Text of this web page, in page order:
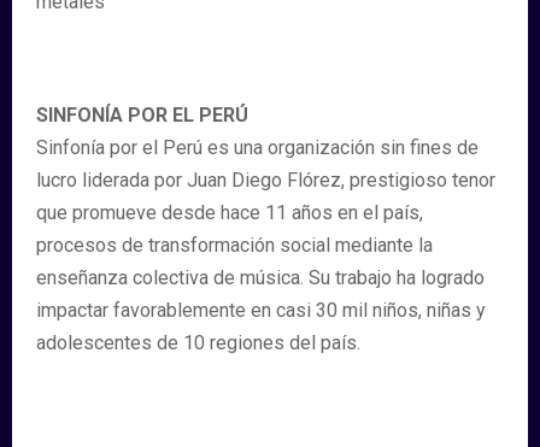
SINFONÍA POR EL PERÚ
Sinfonía por el Perú es una organización sin fines de
lucro liderada por Juan Diego Flórez, prestigioso tenor
que promueve desde hace 11 años en el país,
procesos de transformación social mediante la
enseñanza colectiva de música. Su trabajo ha logrado
impactar favorablemente en casi 30 mil niños, niñas y
adolescentes de 10 regiones del país.